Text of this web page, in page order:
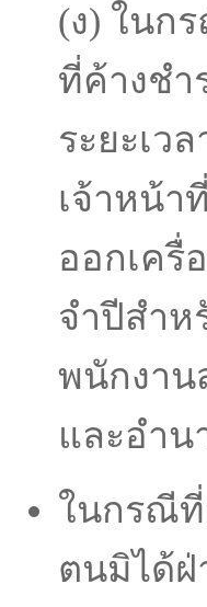
(ง) ในก
ที่ค้างชํา
ระยะเว
เจ้าหน้า
ออกเครื่
จําปีสําห
พนักงาน
และอําน
ในกรณีที่
ตนมิได้